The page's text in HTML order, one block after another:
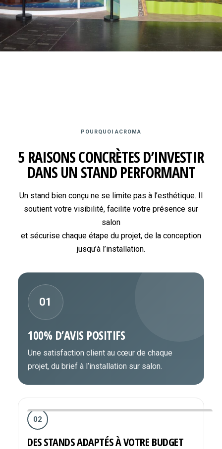
POURQUOI ACROMA
5 RAISONS CONCRÈTES D’INVESTIR
DANS UN STAND PERFORMANT
Un stand bien conçu ne se limite pas à l’esthétique. Il
soutient votre visibilité, facilite votre présence sur
salon
et sécurise chaque étape du projet, de la conception
jusqu’à l’installation.
01
100% D’AVIS POSITIFS
Une satisfaction client au cœur de chaque
projet, du brief à l’installation sur salon.
02
DES STANDS ADAPTÉS À VOTRE BUDGET